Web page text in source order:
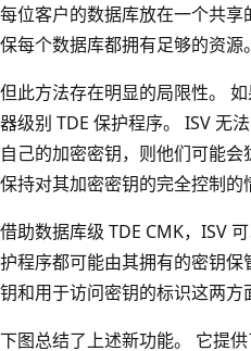
每位客户的数据库放在一个共
保每个数据库都拥有足够的资源。
但此方法存在明显的局限性。
器级别 TDE 保护程序。 ISV 无
自己的加密密钥，则他们可能
保持对其加密密钥的完全控制的
借助数据库级 TDE CMK，ISV
护程序都可能由其拥有的密钥保
钥和用于访问密钥的标识这两方
下图总结了上述新功能。 它提